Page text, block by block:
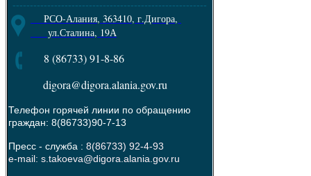
--------------------------------------------------------
РСО-Алания, 363410, г.Дигора,
ул.Сталина, 19А
8 (86733) 91-8-86
digora@digora.alania.gov.ru
Телефон горячей линии по обращению
граждан: 8(86733)90-7-13
Пресс - служба : 8(86733) 92-4-93
e-mail: s.takoeva@digora.alania.gov.ru